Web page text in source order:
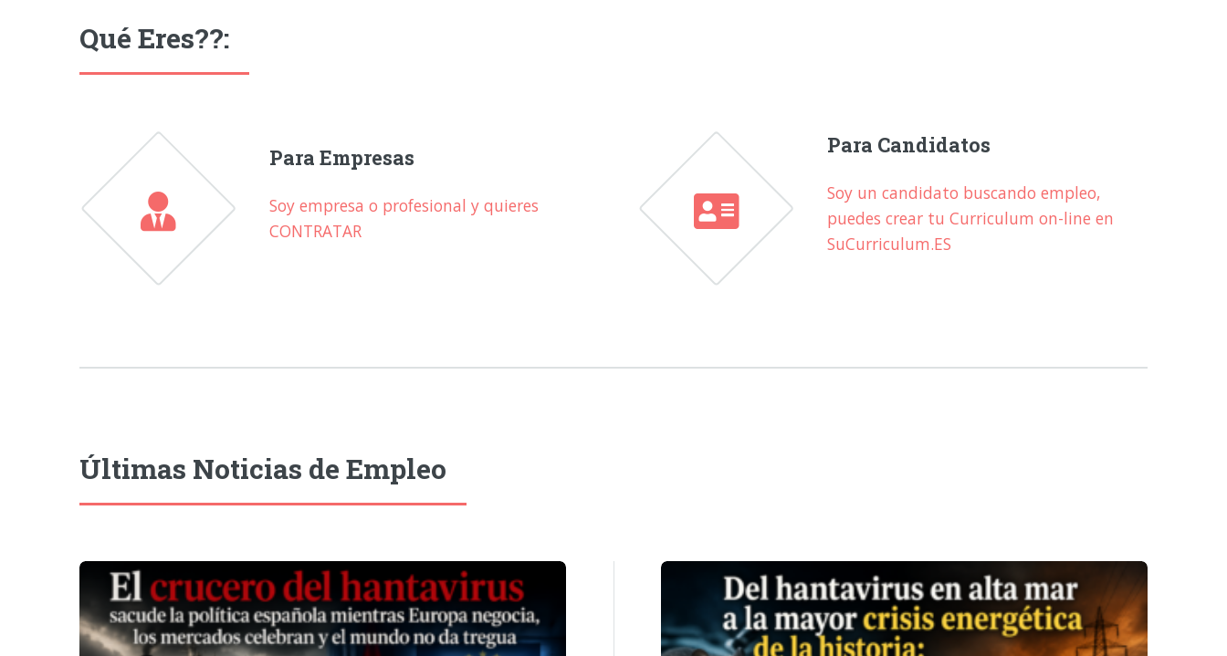
Qué Eres??:
Para Empresas
Soy empresa o profesional y quieres
CONTRATAR
Para Candidatos
Soy un candidato buscando empleo,
puedes crear tu Curriculum on-line en
SuCurriculum.ES
Últimas Noticias de Empleo